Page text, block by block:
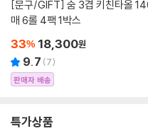
[문구/GIFT]
매 6롤 4팩 1박스
33% 18,300원
9.7 (7)
판매자 배송
특가상품